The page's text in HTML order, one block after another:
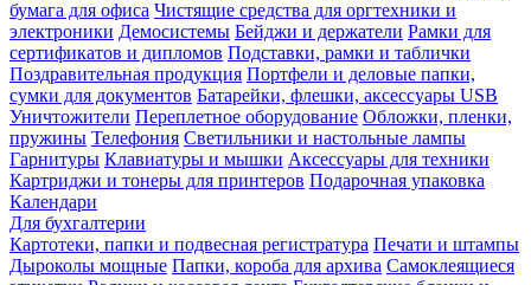
бумага для офиса Чистящие средства для оргтехники и
электроники Демосистемы Бейджи и держатели Рамки для
сертификатов и дипломов Подставки, рамки и таблички
Поздравительная продукция Портфели и деловые папки,
сумки для документов Батарейки, флешки, аксессуары USB
Уничтожители Переплетное оборудование Обложки, пленки,
пружины Телефония Светильники и настольные лампы
Гарнитуры Клавиатуры и мышки Аксессуары для техники
Картриджи и тонеры для принтеров Подарочная упаковка
Календари
Для бухгалтерии
Картотеки, папки и подвесная регистратура Печати и штампы
Дыроколы мощные Папки, короба для архива Самоклеящиеся